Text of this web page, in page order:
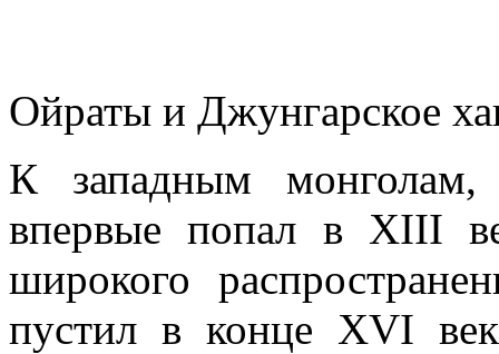
Ойраты и Джунгарское
К западным монголам,
впервые попал в XIII
широкого
пустил в конце XVI